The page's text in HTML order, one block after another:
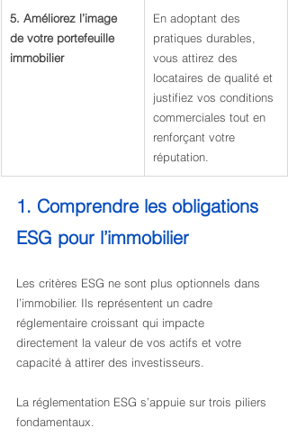
5. Améliorez l’image
de votre portefeuille
immobilier
En adoptant des
pratiques durables,
vous attirez des
locataires de qualité et
justifiez vos conditions
commerciales tout en
renforçant votre
réputation.
1. Comprendre les obligations
ESG pour l’immobilier
Les critères ESG ne sont plus optionnels dans
l’immobilier. Ils représentent un cadre
réglementaire croissant qui impacte
directement la valeur de vos actifs et votre
capacité à attirer des investisseurs.
La réglementation ESG s’appuie sur trois piliers
fondamentaux.